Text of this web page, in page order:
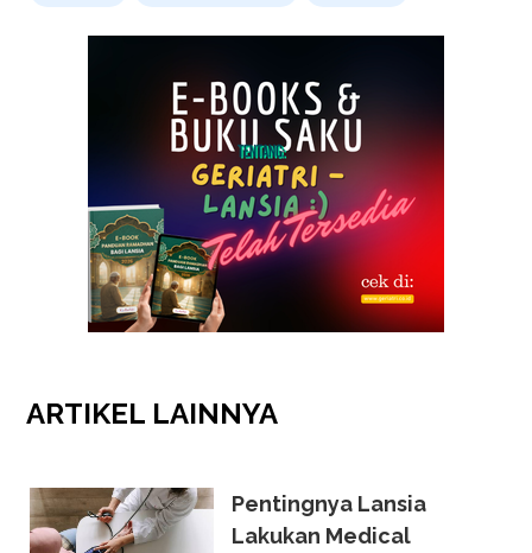
ARTIKEL LAINNYA
Pentingnya Lansia
Lakukan Medical